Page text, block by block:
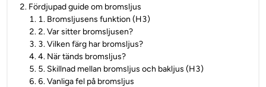
2. Fördjupad guide om bromsljus
1. 1. Bromsljusens funktion (H3)
2. 2. Var sitter bromsljusen?
3. 3. Vilken färg har bromsljus?
4.4. När tänds bromsljus?
5. 5. Skillnad mellan bromsljus och bakljus (H3)
6. 6. Vanliga fel på bromsljus